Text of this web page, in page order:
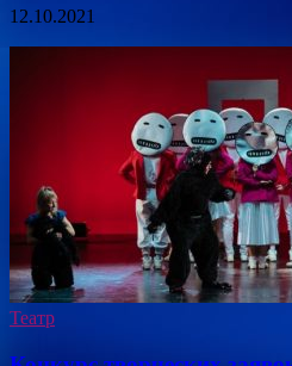
12.10.2021
Театр